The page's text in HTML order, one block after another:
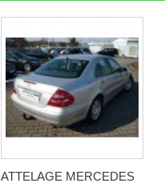
ATTELAGE MERCEDES